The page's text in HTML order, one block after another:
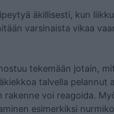
äkillisesti, kun
varsinaista vikaa
tekemään jotain,
talvella pelannut
voi reagoida.
esimerkiksi